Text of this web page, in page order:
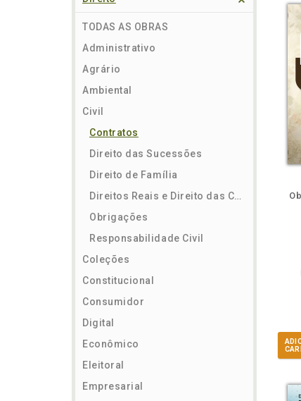
TODAS AS OBRAS
Administrativo
Agrário
Ambiental
Civil
Contratos
Direito das Sucessões
Direito de Família
Direitos Reais e Direito das Coisas
Obrigações
Responsabilidade Civil
Coleções
Constitucional
Consumidor
Digital
Econômico
Eleitoral
Empresarial
TambémFolheie